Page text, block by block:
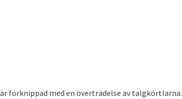
förknippad med en överträdelse av talgkörtlarna.